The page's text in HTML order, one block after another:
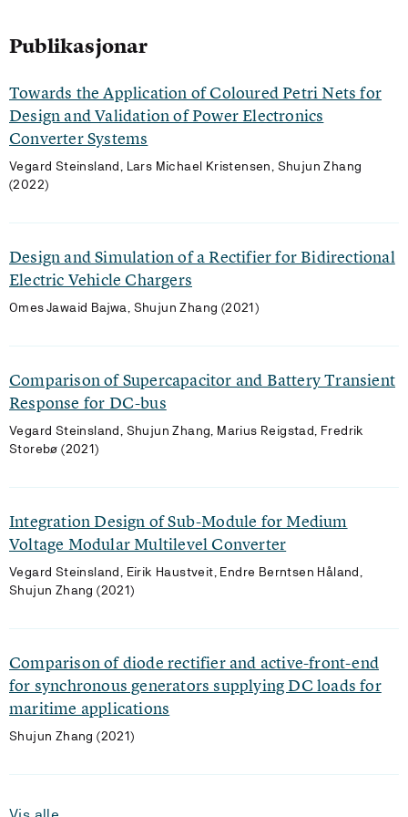
Publikasjonar
Towards the Application of Coloured Petri Nets for
Design and Validation of Power Electronics
Converter Systems
Vegard Steinsland, Lars Michael Kristensen, Shujun Zhang
(2022)
Design and Simulation of a Rectifier for Bidirectional
Electric Vehicle Chargers
Omes Jawaid Bajwa, Shujun Zhang (2021)
Comparison of Supercapacitor and Battery Transient
Response for DC-bus
Vegard Steinsland, Shujun Zhang, Marius Reigstad, Fredrik
Storebø (2021)
Integration Design of Sub-Module for Medium
Voltage Modular Multilevel Converter
Vegard Steinsland, Eirik Haustveit, Endre Berntsen Håland,
Shujun Zhang (2021)
Comparison of diode rectifier and active-front-end
for synchronous generators supplying DC loads for
maritime applications
Shujun Zhang (2021)